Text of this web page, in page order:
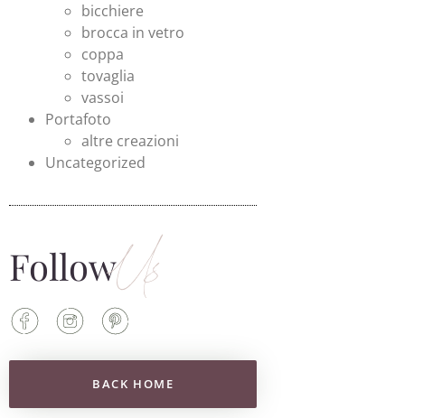
bicchiere
brocca in vetro
coppa
tovaglia
vassoi
Portafoto
altre creazioni
Uncategorized
FollowUs
BACK HOME